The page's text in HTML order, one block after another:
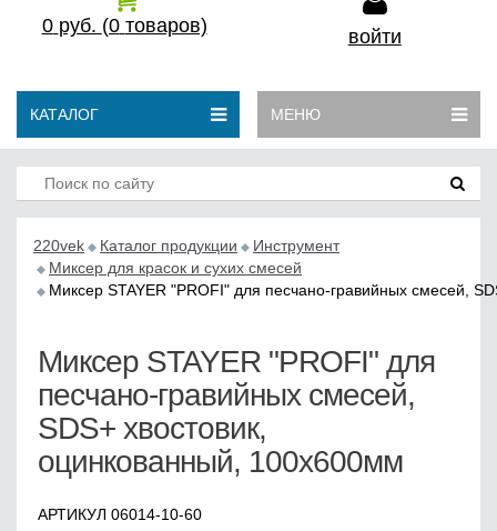
0 руб. (0 товаров) войти
КАТАЛОГ МЕНЮ
220vek Каталог продукции
Инструмент
Миксер для красок и сухих смесей
Миксер STAYER "PROFI" для песчано-гравийных смесей,
Миксер STAYER "PROFI" для
песчано-гравийных смесей,
SDS+ хвостовик,
оцинкованный, 100х600мм
АРТИКУЛ 06014-10-60